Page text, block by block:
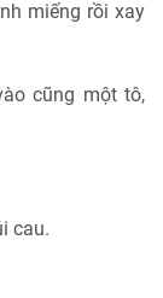
miếng rồi xay
cũng một tô,
cau.